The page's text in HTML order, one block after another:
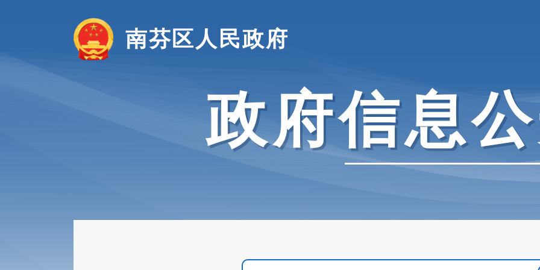
南芬区人民政府
政府信息